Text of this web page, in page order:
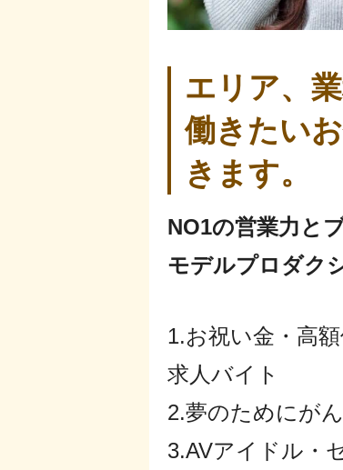
エリア、
働きたい
きます。
NO1の営業力と
モデルプロダク
1.お祝い金・高
求人バイト
2.夢のためにが
3.AVアイドル・